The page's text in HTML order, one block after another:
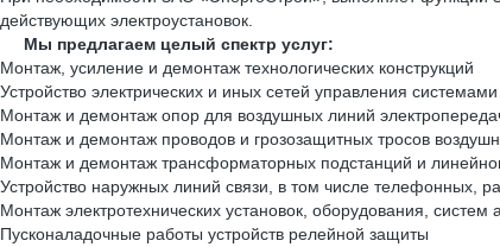
действующих электроустановок.
Мы предлагаем целый спектр услуг:
Монтаж, усиление и демонтаж технологических конструкций
Устройство электрических и иных сетей управления
Монтаж и демонтаж опор для воздушных линий
Монтаж и демонтаж проводов и грозозащитных тросов
Монтаж и демонтаж трансформаторных подстанций и
Устройство наружных линий связи, в том числе телефонных,
Монтаж электротехнических установок, оборудования, систем
Пусконаладочные работы устройств релейной защиты